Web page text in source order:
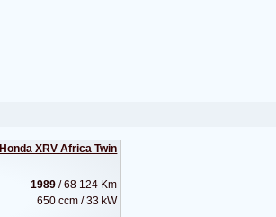
Honda XRV Africa Twin
1989 / 68 124 Km
650 ccm / 33 kW